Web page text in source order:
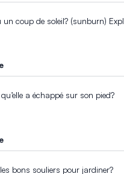
coup de soleil? (sunburn)
a échappé sur son pied?
bons souliers pour jardiner?